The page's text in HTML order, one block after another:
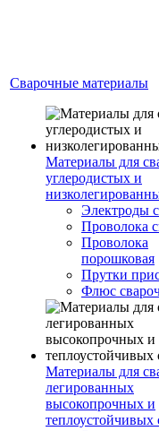
Сварочные материалы
Материалы для
углеродистых и
Электроды
Проволока
Проволока
порошковая
Прутки
Флюс
Материалы для
легированных
высокопрочных и
теплоустойчивых